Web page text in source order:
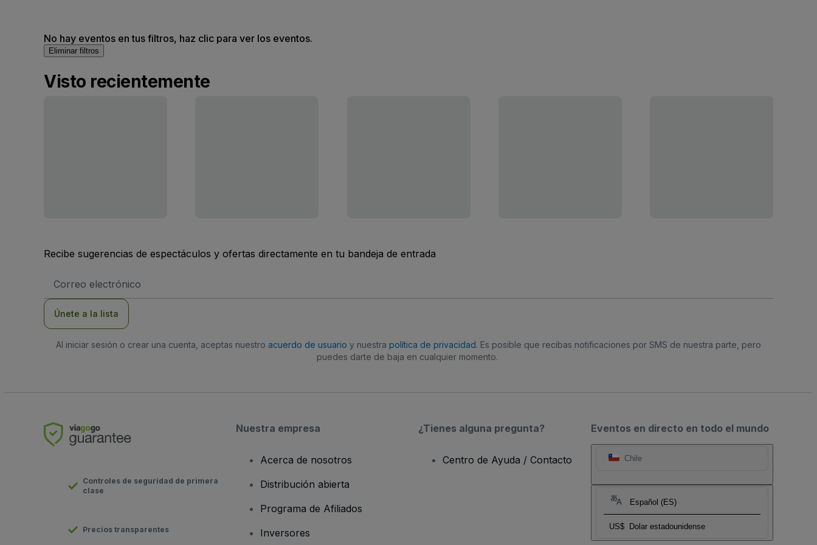
No hay eventos en tus filtros, haz clic para ver los eventos.
Eliminar filtros
Visto recientemente
Recibe sugerencias de espectáculos y ofertas directamente en tu bandeja de entrada
de
Únete a la lista
Al iniciar sesión o crear una cuenta, aceptas nuestro acuerdo de usuario y nuestra política de privacidad. Es posible que recibas notificaciones por SMS de nuestra parte, pero
puedes darte de baja en cualquier momento.
Eventos en directo en todo el mundo
Chile
Español (ES)
US$ Dolar estadounidense
Controles de seguridad de primera
clase
Precios transparentes
Nuestra empresa
Acerca de nosotros
Distribución abierta
Programa de Afiliados
Inversores
¿Tienes alguna pregunta?
Centro de Ayuda / Contacto